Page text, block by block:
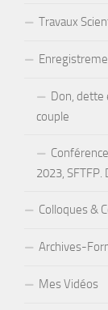
Travaux
Don, dette
couple
2023,
Colloques &
Archives-
Mes Vidéos